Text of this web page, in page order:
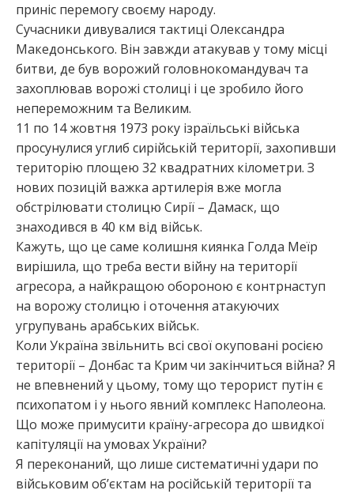
приніс перемогу своєму народу.
Сучасники дивувалися тактиці Олександра
Македонського. Він завжди атакував у тому місці
битви, де був ворожий головнокомандувач та
захоплював ворожі столиці і це зробило його
непереможним та Великим.
11 по 14 жовтня 1973 року ізраїльські війська
просунулися углиб сирійській території, захопивши
територію площею 32 квадратних кілометри. З
нових позицій важка артилерія вже могла
обстрілювати столицю Сирії – Дамаск, що
знаходився в 40 км від військ.
Кажуть, що це саме колишня киянка Голда Меїр
вирішила, що треба вести війну на території
агресора, а найкращою обороною є контрнаступ
на ворожу столицю і оточення атакуючих
угрупувань арабських військ.
Коли Україна звільнить всі свої окуповані росією
території – Донбас та Крим чи закінчиться війна? Я
не впевнений у цьому, тому що терорист путін є
психопатом і у нього явний комплекс Наполеона.
Що може примусити країну-агресора до швидкої
капітуляції на умовах України?
Я переконаний, що лише систематичні удари по
військовим об’єктам на російській території та